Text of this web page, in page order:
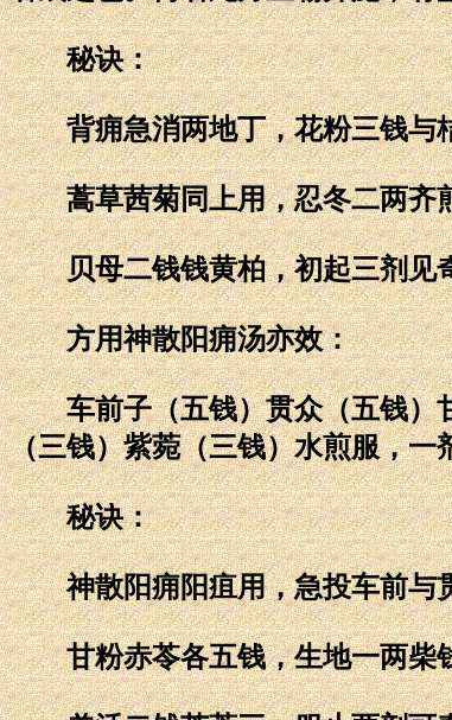
秘诀：
背痈急消两地丁，花粉三钱与
蒿草茜菊同上用，忍冬二两齐
贝母二钱钱黄柏，初起三剂见
方用神散阳痈汤亦效：
车前子（五钱）贯众（五钱）甘
（三钱）紫菀（三钱）水煎服，一
秘诀：
神散阳痈阳疽用，急投车前与
甘粉赤苓各五钱，生地一两柴